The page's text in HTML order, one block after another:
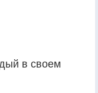
в своем